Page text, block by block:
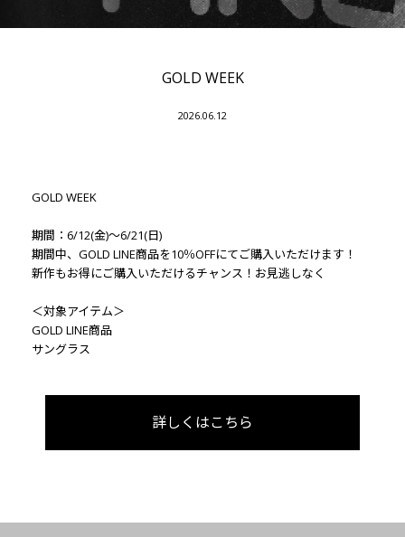
GOLD WEEK
2026.06.12
GOLD WEEK
期間：6/12(金)～6/21(日)
期間中、GOLD LINE商品を10％OFFにてご購入いただけます！
新作もお得にご購入いただけるチャンス！お見逃しなく
＜対象アイテム＞
GOLD LINE商品
サングラス
詳しくはこちら